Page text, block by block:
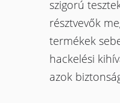
szigorú
résztvevők
termékek
hackelési
azok